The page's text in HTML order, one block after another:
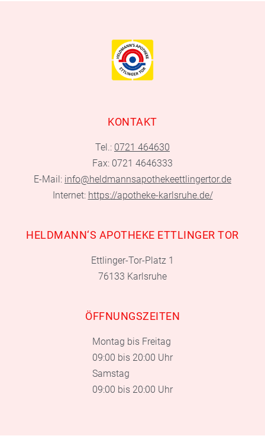
KONTAKT
Tel.: 0721 464630
Fax: 0721 4646333
E-Mail: info@heldmannsapothekeettlingertor.de
Internet: https://apotheke-karlsruhe.de/
HELDMANN‘S APOTHEKE ETTLINGER TOR
Ettlinger-Tor-Platz 1
76133 Karlsruhe
ÖFFNUNGSZEITEN
Montag bis Freitag
09:00 bis 20:00 Uhr
Samstag
09:00 bis 20:00 Uhr